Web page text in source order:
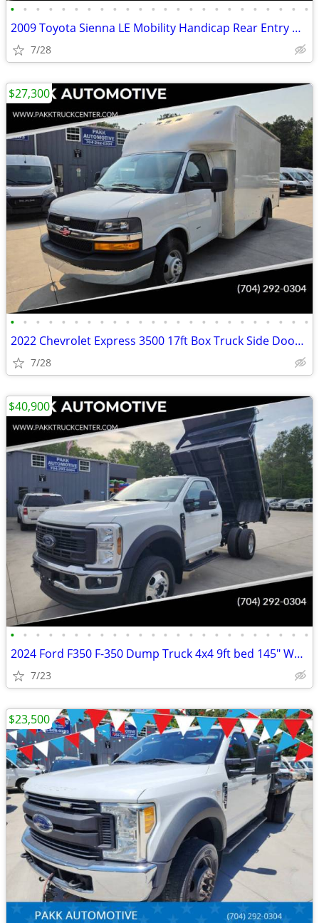
• • • • • • • • • • • • • • • • • • • • • • • •
2009 Toyota Sienna LE Mobility Handicap Rear Entry Wheelchair Ramp Van
7/28
• • • • • • • • • • • • • • • • • • • • • • • •
2022 Chevrolet Express 3500 17ft Box Truck Side Door Delivery Van
7/28
$27,300
• • • • • • • • • • • • • • • • • • • • • • • •
2024 Ford F350 F-350 Dump Truck 4x4 9ft bed 145" WB 7.3 v8 Gas Motor
7/23
$40,900
$23,500